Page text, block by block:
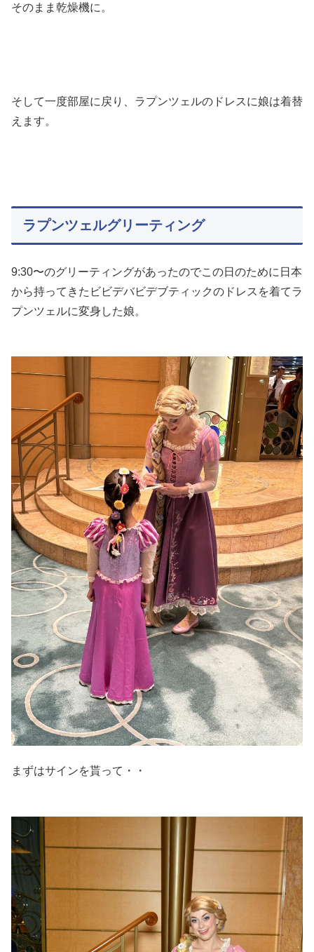
そのまま乾燥機に。
そして一度部屋に戻り、ラプンツェルのドレスに娘は着替
えます。
ラプンツェルグリーティング
9:30〜のグリーティングがあったのでこの日のために日本
から持ってきたビビデバビデブティックのドレスを着てラ
プンツェルに変身した娘。
まずはサインを貰って・・